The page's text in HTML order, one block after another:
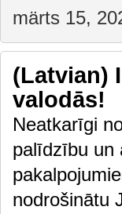
märts 15,
(Latvian)
valodās!
Neatkarīgi
palīdzību un
nodrošinātu